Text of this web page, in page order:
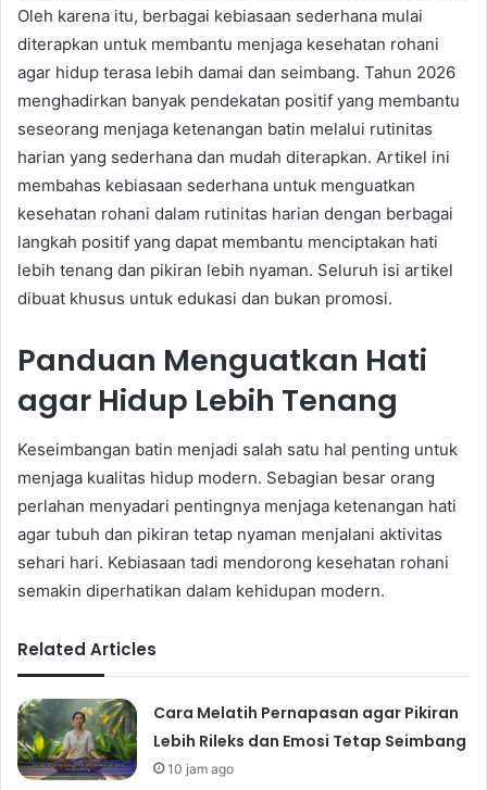
Oleh karena itu, berbagai kebiasaan sederhana mulai
diterapkan untuk membantu menjaga kesehatan rohani
agar hidup terasa lebih damai dan seimbang. Tahun 2026
menghadirkan banyak pendekatan positif yang membantu
seseorang menjaga ketenangan batin melalui rutinitas
harian yang sederhana dan mudah diterapkan. Artikel ini
membahas kebiasaan sederhana untuk menguatkan
kesehatan rohani dalam rutinitas harian dengan berbagai
langkah positif yang dapat membantu menciptakan hati
lebih tenang dan pikiran lebih nyaman. Seluruh isi artikel
dibuat khusus untuk edukasi dan bukan promosi.
Panduan Menguatkan Hati
agar Hidup Lebih Tenang
Keseimbangan batin menjadi salah satu hal penting untuk
menjaga kualitas hidup modern. Sebagian besar orang
perlahan menyadari pentingnya menjaga ketenangan hati
agar tubuh dan pikiran tetap nyaman menjalani aktivitas
sehari hari. Kebiasaan tadi mendorong kesehatan rohani
semakin diperhatikan dalam kehidupan modern.
Related Articles
Cara Melatih Pernapasan agar Pikiran
Lebih Rileks dan Emosi Tetap Seimbang
10 jam ago